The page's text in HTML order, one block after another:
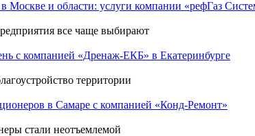
в Москве и области: услуги компании «рефГаз
все чаще выбирают
с компанией «Дренаж-ЕКБ» в Екатеринбурге
территории
в Самаре с компанией «Конд-Ремонт»
стали неотъемлемой